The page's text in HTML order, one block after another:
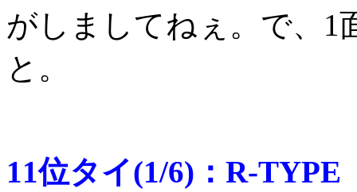
がしましてねぇ。で、1
と。
11位タイ(1/6)：R-